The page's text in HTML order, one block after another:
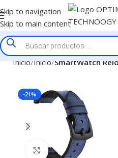
Skip to navigation
Skip to main content
Inicio Inicio SmartWatch
-21%
Click to enlarge